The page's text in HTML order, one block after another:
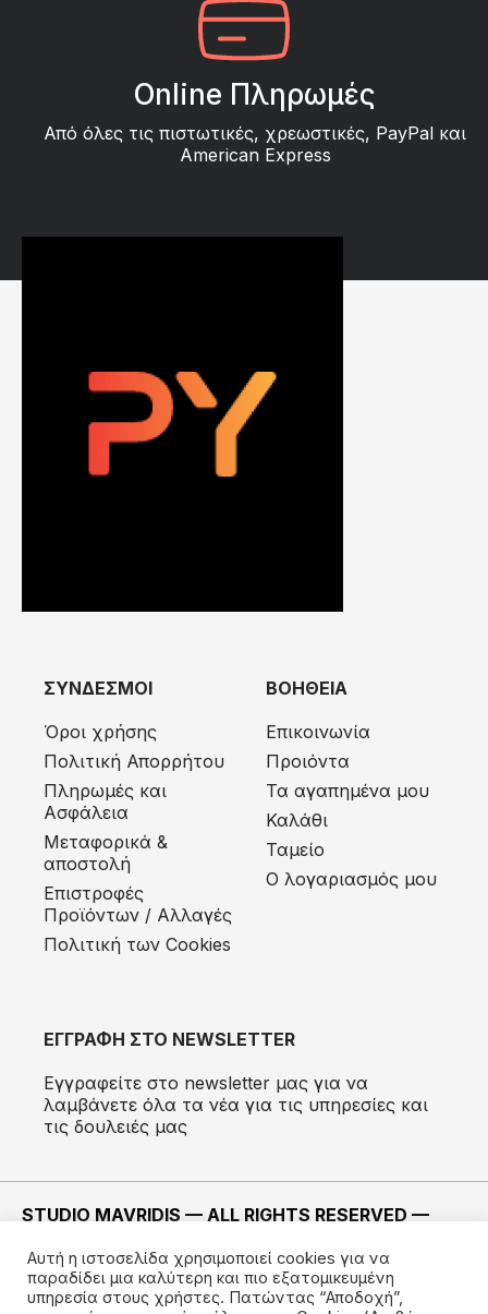
Online Πληρωμές
Από όλες τις πιστωτικές, χρεωστικές, PayPal και
American Express
ΣΥΝΔΕΣΜΟΙ
Όροι χρήσης
Πολιτική Απορρήτου
Πληρωμές και
Ασφάλεια
Μεταφορικά &
αποστολή
Eπιστροφές
Προϊόντων / Αλλαγές
Πολιτική των Cookies
ΒΟΗΘΕΙΑ
Επικοινωνία
Προιόντα
Τα αγαπημένα μου
Καλάθι
Ταμείο
Ο λογαριασμός μου
ΕΓΓΡΑΦΗ ΣΤΟ NEWSLETTER
Εγγραφείτε στο newsletter μας για να
λαμβάνετε όλα τα νέα για τις υπηρεσίες και
τις δουλειές μας
STUDIO MAVRIDIS — ALL RIGHTS RESERVED —
ΚΑΤΑΣΚΕΥΗ —IMODE
Αυτή η ιστοσελίδα χρησιμοποιεί cookies για να
παραδίδει μια καλύτερη και πιο εξατομικευμένη
υπηρεσία στους χρήστες. Πατώντας “Αποδοχή”,